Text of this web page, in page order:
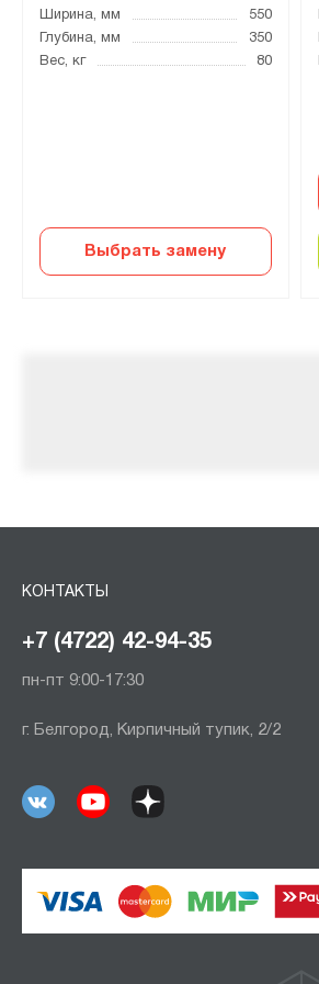
Ширина, мм
550
Глубина, мм
350
Вес, кг
80
Выбрать замену
КОНТАКТЫ
+7 (4722) 42-94-35
пн-пт 9:00-17:30
г. Белгород, Кирпичный тупик, 2/2